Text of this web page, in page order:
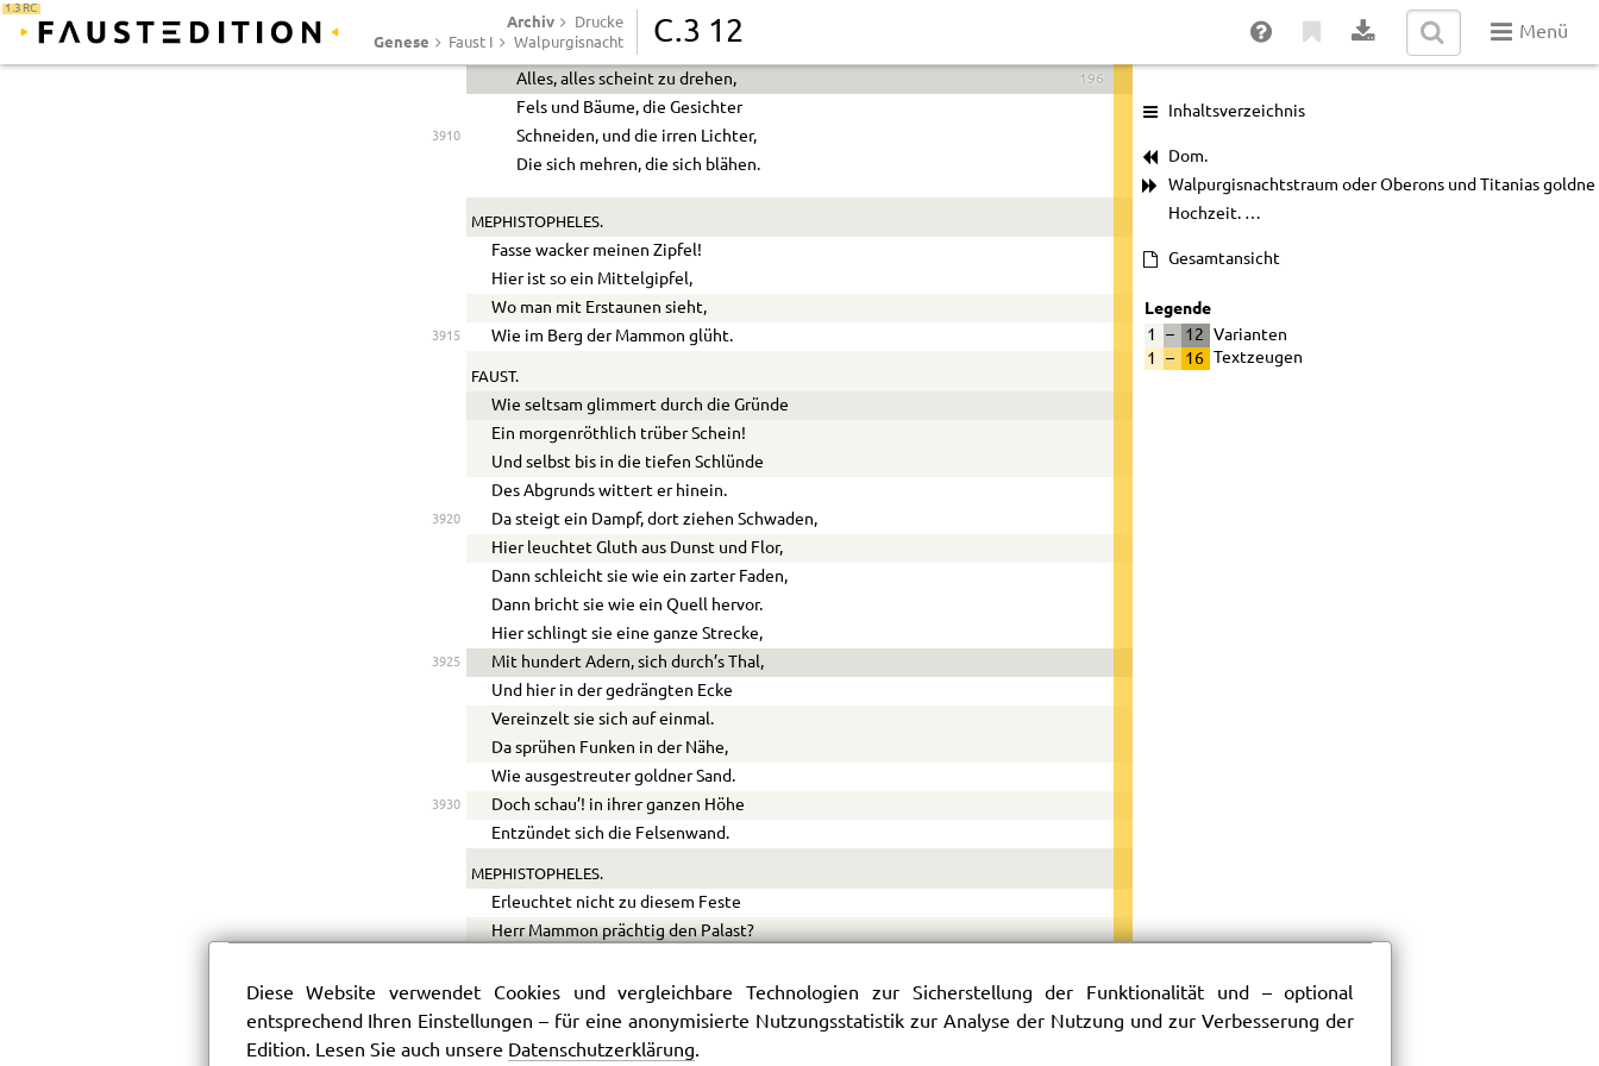
1.3 RC
Archiv Drucke
Genese Faust I Walpurgisnacht C.3 12 Menü
Aber sag’ mir ob wir stehen,
Oder ob wir weiter gehen?
196
Alles, alles scheint zu drehen,
Fels und Bäume, die Gesichter
3910
Schneiden, und die irren Lichter,
Die sich mehren, die sich blähen.
MEPHISTOPHELES.
Fasse wacker meinen Zipfel!
Hier ist so ein Mittelgipfel,
Wo man mit Erstaunen sieht,
3915 Wie im Berg der Mammon glüht.
FAUST.
Wie seltsam glimmert durch die Gründe
Ein morgenröthlich trüber Schein!
Und selbst bis in die tiefen Schlünde
Des Abgrunds wittert er hinein.
3920
Da steigt ein Dampf, dort ziehen Schwaden,
Hier leuchtet Gluth aus Dunst und Flor,
Dann schleicht sie wie ein zarter Faden,
Dann bricht sie wie ein Quell hervor.
Hier schlingt sie eine ganze Strecke,
3925
Mit hundert Adern, sich durch’s Thal,
Und hier in der gedrängten Ecke
Vereinzelt sie sich auf einmal.
Da sprühen Funken in der Nähe,
Wie ausgestreuter goldner Sand.
3930
Doch schau’! in ihrer ganzen Höhe
Entzündet sich die Felsenwand.
MEPHISTOPHELES.
Erleuchtet nicht zu diesem Feste
Herr Mammon prächtig den Palast?
3935 Ich spüre schon die ungestümen Gäste.
197
FAUST.
Wie ras’t die Windsbraut durch die Luft!
Inhaltsverzeichnis
Dom.
Walpurgisnachtstraum oder Oberons und Titanias goldne
Hochzeit. …
Gesamtansicht
Legende
1 – 12
Varianten
1
– 16 Textzeugen
Diese Website verwendet Cookies und vergleichbare Technologien zur Sicherstellung der Funktionalität und – optional
entsprechend Ihren Einstellungen – für eine anonymisierte Nutzungsstatistik zur Analyse der Nutzung und zur Verbesserung der
Edition. Lesen Sie auch unsere Datenschutzerklärung.